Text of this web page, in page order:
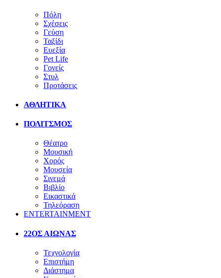
Πόλη
Σχέσεις
Γεύση
Ταξίδι
Ευεξία
Pet Life
Γονείς
Στυλ
Προτάσεις
ΑΘΛΗΤΙΚΑ
ΠΟΛΙΤΣΜΟΣ
Θέατρο
Μουσική
Χορός
Μουσεία
Σινεμά
Βιβλίο
Εικαστικά
Τηλεόραση
ENTERTAINMENT
22ΟΣ ΑΙΩΝΑΣ
Τεχνολογία
Επιστήμη
Διάστημα